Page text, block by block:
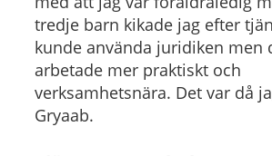
tredje barn kikade jag efter
kunde använda juridiken men
arbetade mer praktiskt och
verksamhetsnära. Det var då
Gryaab.